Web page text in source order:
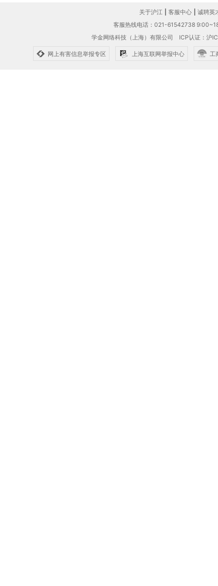
关于沪江 客服中心
诚聘英
客服热线电话：021-61542738
学金网络科技（上海）有限公司 ICP认证：沪
网上有害信息举报专区 上海互联网举报中心 工